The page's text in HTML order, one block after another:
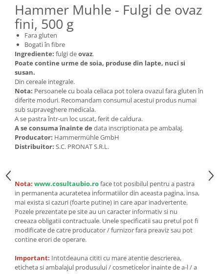
Dulciuri bio
Guma de mestecat bio
Snacksuri
Seminte, fructe uscate, samburi
Mixuri, condimente si mirodenii
Mixuri
Condimente
Mirodenii
Maioneza bio
Pesto Bio
Semipreparate
Hammer Muhle - Fulgi de ovaz
fini, 500 g
Fara gluten
Bogati în fibre
Ingrediente: fulgi deovaz.
Poate contine urme de soia, produse din lapte, nuci si
susan.
Din cereale integrale.
Nota: Persoanele cu boala celiaca pot tolera ovazul fara gluten în
diferite moduri. Recomandam consumul acestui produs numai
sub supraveghere medicala.
A se pastra într-un loc uscat, ferit de caldura.
A se consuma înainte de data inscriptionata pe ambalaj.
Producator: Hammermühle GmbH
Distribuitor: S.C. PRONAT S.R.L.
Nota: www.cosultaubio.roface tot posibilul pentru a pastra
in permanenta acuratetea informatiilor din aceasta pagina, insa,
mai exista si cazuri (foarte putine) in care apar inadvertente.
Pozele prezentate pe site au un caracter informativ si nu
creeaza obligatii contractuale. Unele specificatii sau pretul pot fi
modificate de catre producator / furnizor fara preaviz sau pot
contine erori de operare.
Important: Intotdeauna cititi cu mare atentie descrierea,
eticheta si ambalajul produsului / cosmeticelor inainte de a-l / a